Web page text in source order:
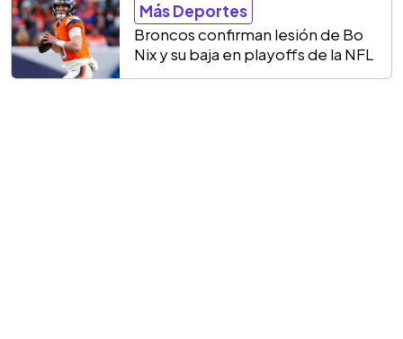
Más Deportes
Broncos confirman lesión de Bo
Nix y su baja en playoffs de la NFL